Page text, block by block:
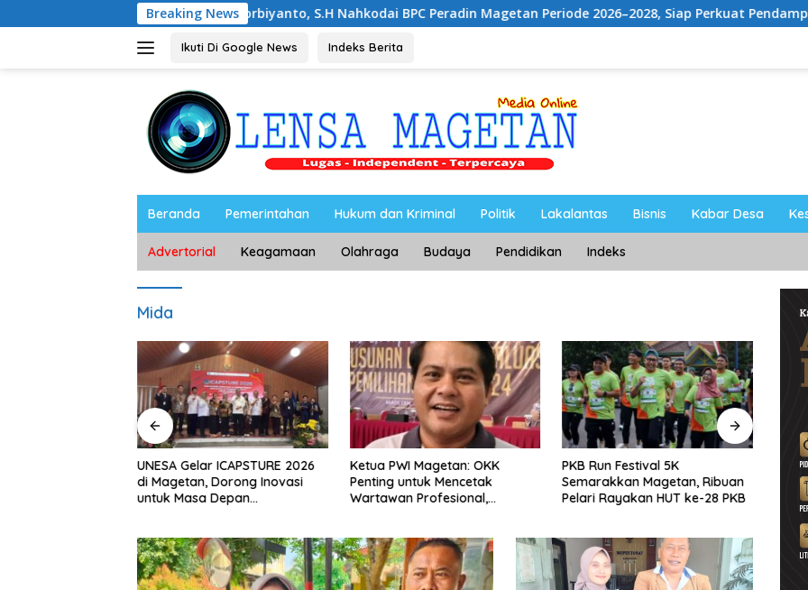
ke
Breaking News
Noorbiyanto, S.H Nahkodai BPC Peradin Magetan Periode 2026–2028, Siap Perkuat Pendampingan Hukum
Ikuti Di Google News Indeks Berita
Beranda Pemerintahan Hukum dan Kriminal Politik Lakalantas Bisnis Kabar Desa
Advertorial Keagamaan Olahraga Budaya Pendidikan Indeks
Mida
UNESA Gelar ICAPSTURE 2026
di Magetan, Dorong Inovasi
untuk Masa Depan
Ketua PWI Magetan: OKK
Penting untuk Mencetak
Wartawan Profesional,
PKB Run Festival 5K
Semarakkan Magetan, Ribuan
Pelari Rayakan HUT ke-28 PKB